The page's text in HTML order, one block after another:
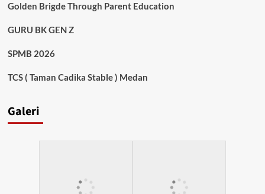
Golden Brigde Through Parent Education
GURU BK GEN Z
SPMB 2026
TCS ( Taman Cadika Stable ) Medan
Galeri